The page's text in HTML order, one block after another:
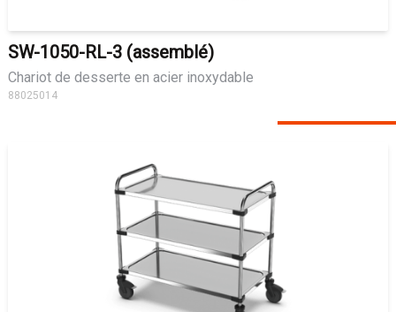
SW-1050-RL-3 (assemblé)
Chariot de desserte en acier inoxydable
88025014